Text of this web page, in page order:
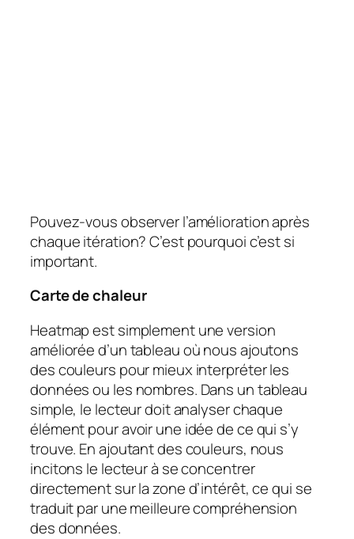
Pouvez-vous observer l’amélioration après
chaque itération? C’est pourquoi c’est si
important.
Carte de chaleur
Heatmap est simplement une version
améliorée d’un tableau où nous ajoutons
des couleurs pour mieux interpréter les
données ou les nombres. Dans un tableau
simple, le lecteur doit analyser chaque
élément pour avoir une idée de ce qui s’y
trouve. En ajoutant des couleurs, nous
incitons le lecteur à se concentrer
directement sur la zone d’intérêt, ce qui se
traduit par une meilleure compréhension
des données.